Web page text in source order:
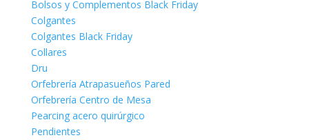
Bolsos y Complementos Black Friday
Colgantes
Colgantes Black Friday
Collares
Dru
Orfebrería Atrapasueños Pared
Orfebrería Centro de Mesa
Pearcing acero quirúrgico
Pendientes